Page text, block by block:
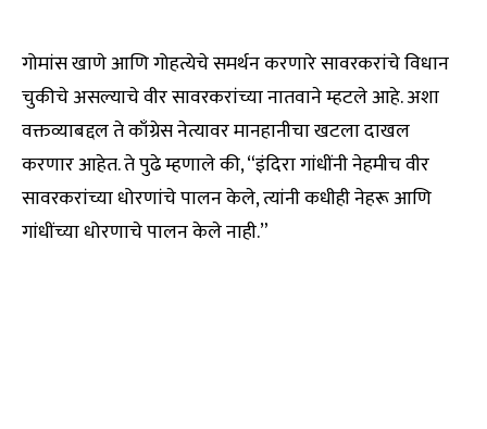
गोमांस खाणे आणि गोहत्येचे समर्थन करणारे सावरकरांचे विधान
चुकीचे असल्याचे वीर सावरकरांच्या नातवाने म्हटले आहे. अशा
वक्तव्याबद्दल ते काँग्रेस नेत्यावर मानहानीचा खटला दाखल
करणार आहेत. ते पुढे म्हणाले की, “इंदिरा गांधींनी नेहमीच वीर
सावरकरांच्या धोरणांचे पालन केले, त्यांनी कधीही नेहरू आणि
गांधींच्या धोरणाचे पालन केले नाही.”